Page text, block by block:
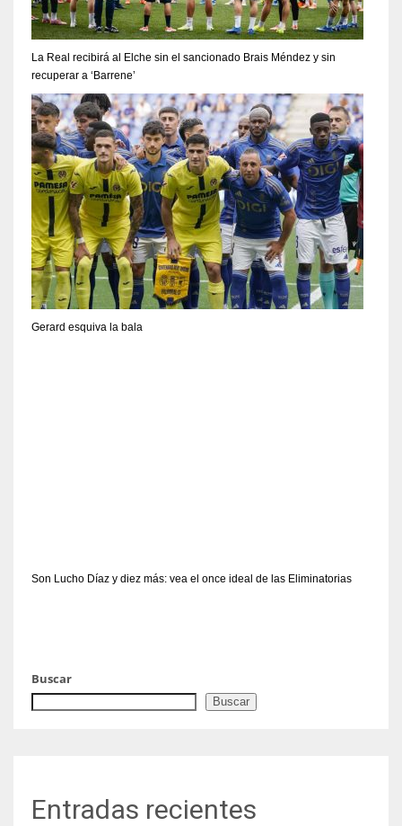
La Real recibirá al Elche sin el sancionado Brais Méndez y sin
recuperar a ‘Barrene’
Gerard esquiva la bala
Son Lucho Díaz y diez más: vea el once ideal de las Eliminatorias
Buscar
Buscar
Entradas recientes